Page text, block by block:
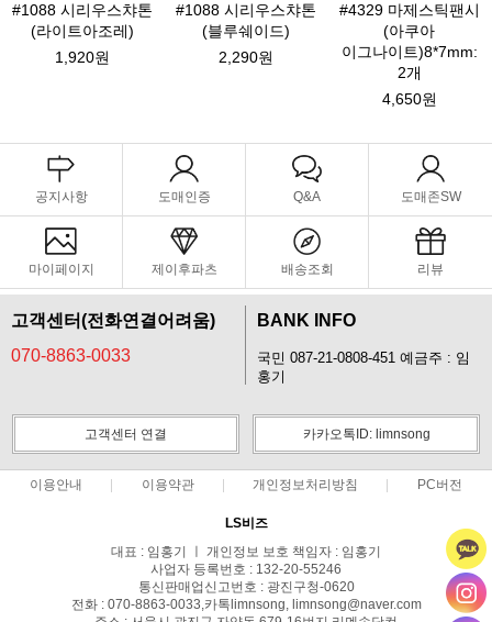
#1088 시리우스챠톤
(라이트아조레)
1,920원
#1088 시리우스챠톤
(블루쉐이드)
2,290원
#4329 마제스틱팬시
(아쿠아
이그나이트)8*7mm:
2개
4,650원
공지사항 도매인증 Q&A 도매존SW
마이페이지 제이후파츠 배송조회 리뷰
고객센터(전화연결어려움)
070-8863-0033
BANK INFO
국민 087-21-0808-451 예금주 : 임
홍기
고객센터 연결 카카오톡ID: limnsong
이용안내 이용약관 개인정보처리방침 PC버전
LS비즈
대표 : 임홍기 ㅣ 개인정보 보호 책임자 : 임홍기
사업자 등록번호 : 132-20-55246
통신판매업신고번호 : 광진구청-0620
전화 : 070-8863-0033,카톡limnsong, limnsong@naver.com